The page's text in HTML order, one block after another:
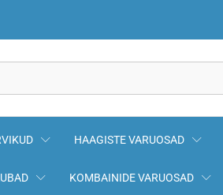
HAAGISTE VARUOSAD
KOMBAINIDE VARUOSAD